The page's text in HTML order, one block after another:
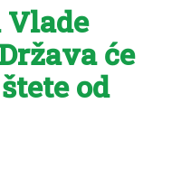
Vlade
će
od